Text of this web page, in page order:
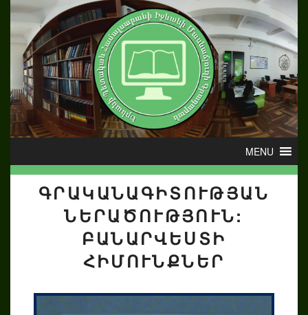
ԳՐԱԿԱՆԱԳԻՏՈՒԹՅԱՆ
ՆԵՐԱԾՈՒԹՅՈՒՆ:
ԲԱՆԱՐՎԵՍՏԻ
ՀԻՄՈՒՆՔՆԵՐ